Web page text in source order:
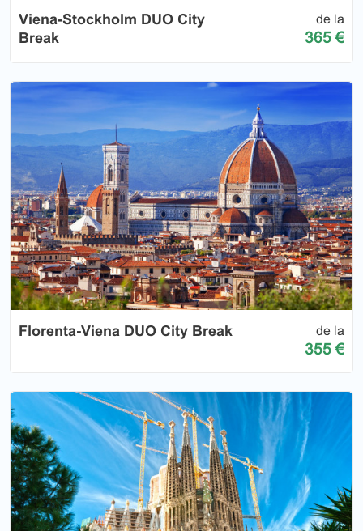
Viena-Stockholm DUO City
Break
de la
365 €
Florenta-Viena DUO City Break de la
355 €